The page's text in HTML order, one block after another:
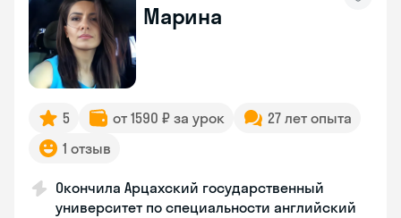
Марина
5 от 1590 ₽ за урок
27 лет опыта
1 отзыв
Окончила Арцахский государственный
университет по специальности английский